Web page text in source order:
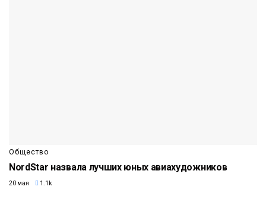
Общество
NordStar назвала лучших юных авиахудожников
20 мая 1.1k